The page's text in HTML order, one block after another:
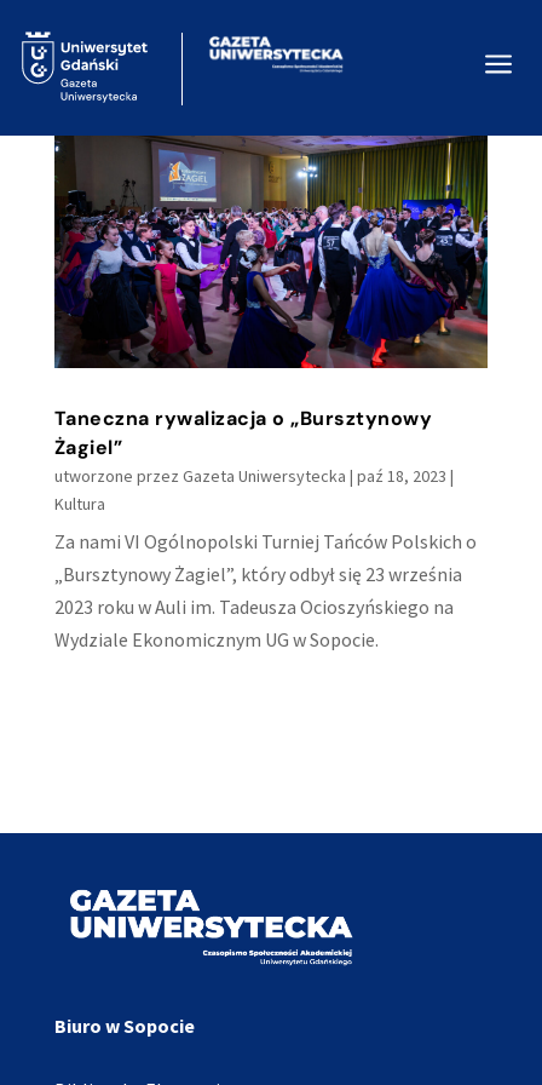
a
Taneczna rywalizacja o „Bursztynowy
Żagiel”
utworzone przez Gazeta Uniwersytecka | paź 18, 2023 |
Kultura
Za nami VI Ogólnopolski Turniej Tańców Polskich o
„Bursztynowy Żagiel”, który odbył się 23 września
2023 roku w Auli im. Tadeusza Ocioszyńskiego na
Wydziale Ekonomicznym UG w Sopocie.
Biuro w Sopocie